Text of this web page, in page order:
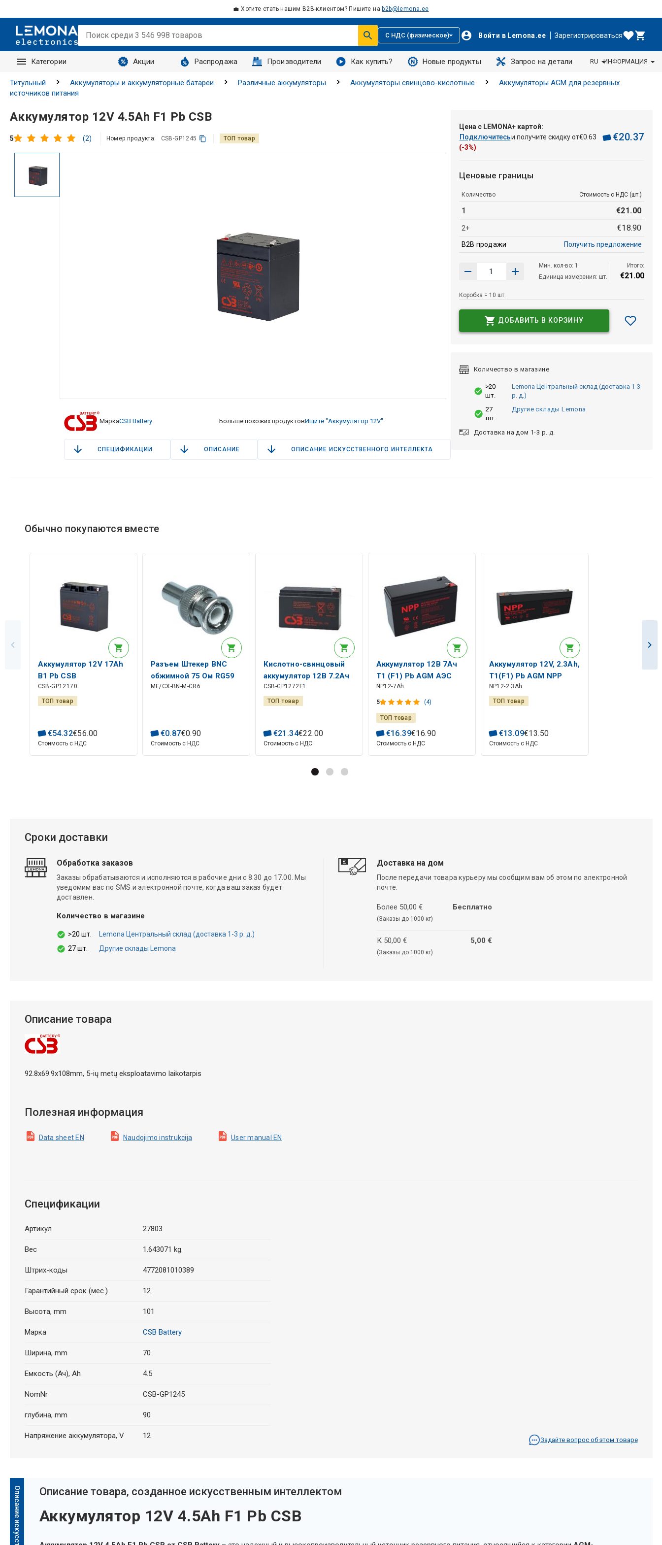
💼 Хотите стать нашим B2B-клиентом? Пишите на b2b@lemona.ee
С НДС (физическое) Войти в Lemona.ee Зарегистрироваться
Категории Акции Распродажа Производители Как купить? Новые продукты Запрос на детали
Запросы
RU ИНФОРМАЦИЯ
Титульный Аккумуляторы и аккумуляторные батареи Различные аккумуляторы Аккумуляторы свинцово-кислотные
Аккумуляторы AGM для резервных
источников питания
Аккумулятор 12V 4.5Ah F1 Pb CSB
5 (2) Номер продукта: CSB-GP1245 ТОП товар
МаркаCSB Battery Больше похожих продуктовИщите "Аккумулятор 12V"
СПЕЦИФИКАЦИИ ОПИСАНИЕ ОПИСАНИЕ ИСКУССТВЕННОГО ИНТЕЛЛЕКТА
Цена с LEMONA+ картой:
Подключитесьи получите скидку от€0 63
(-3%)
€20.37
Ценовые границы
Количество Стоимость с НДС (шт.)
1 €21.00
2+ €18.90
B2B продажи Получить предложение
Мин. кол-во: 1
Единица измерения: шт.
Итого:
€21.00
Коробка = 10 шт.
ДОБАВИТЬ В КОРЗИНУ
Количество в магазине
>20
шт.
Lemona Центральный склад (доставка 1-3
р. д.)
27
шт.
Другие склады Lemona
Доставка на дом 1-3 р. д.
Обычно покупаются вместе
Аккумулятор 12V 17Ah
B1 Pb CSB
CSB-GP12170
ТОП товар
€54.32€56.00
Стоимость с НДС
Разъем Штекер BNC
обжимной 75 Ом RG59
ME/CX-BN-M-CR6
€0.87€0.90
Стоимость с НДС
Кислотно-свинцовый
аккумулятор 12В 7.2Ач
F1 Pb CSB
CSB-GP1272F1
ТОП товар
€21 .34€22.00
Стоимость с НДС
Аккумулятор 12В 7Ач
T1 (F1) Pb AGM АЭС
NP12-7Ah
5 (4)
ТОП товар
€16.39€16.90
Стоимость с НДС
Аккумулятор 12V, 2.3Ah,
T1(F1) Pb AGM NPP
NP12-2.3Ah
ТОП товар
€13.09€13.50
Стоимость с НДС
Сроки доставки
Обработка заказов
Заказы обрабатываются и исполняются в рабочие дни с 8.30 до 17.00. Мы
уведомим вас по SMS и электронной почте, когда ваш заказ будет
доставлен.
Количество в магазине
>20 шт.
Lemona Центральный склад (доставка 1-3 р. д.)
27 шт.
Другие склады Lemona
Доставка на дом
После передачи товара курьеру мы сообщим вам об этом по электронной
почте.
Более 50,00 €
(Заказы до 1000 кг)
Бесплатно
К 50,00 €
(Заказы до 1000 кг)
5,00 €
Описание товара
92.8x69.9x108mm, 5-ių metų eksploatavimo laikotarpis
Полезная информация
Data sheet EN Naudojimo instrukcija User manual EN
Спецификации
Артикул 27803
Вес 1.643071 kg.
Штрих-коды 4772081010389
Гарантийный срок (мес.) 12
Высота, mm 101
Марка CSB Battery
Ширина, mm 70
Емкость (Ач), Ah 4.5
NomNr CSB-GP1245
глубина, mm 90
Напряжение аккумулятора, V 12 Задайте вопрос об этом товаре
Oписание товара, созданное искусственным интеллектом
Аккумулятор 12V 4.5Ah F1 Pb CSB